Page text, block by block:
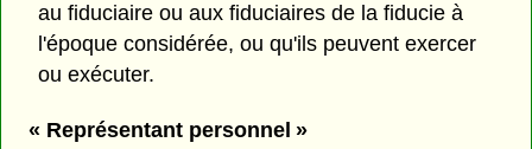
au fiduciaire ou aux fiduciaires de la fiducie à
l'époque considérée, ou qu'ils peuvent exercer
ou exécuter.
« Représentant personnel »